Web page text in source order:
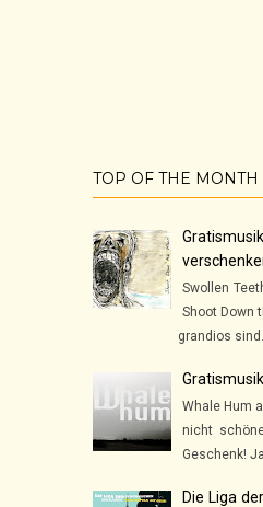
TOP OF THE MONTH
Swollen
Shoot Down
grandios
Whale Hum
nicht
Geschenk!
Die Liga